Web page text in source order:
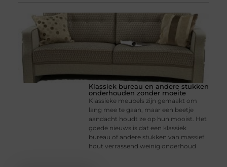
Klassiek bureau en andere stukken
onderhouden zonder moeite
Klassieke meubels zijn gemaakt om
lang mee te gaan, maar een beetje
aandacht houdt ze op hun mooist. Het
goede nieuws is dat een klassiek
bureau of andere stukken van massief
hout verrassend weinig onderhoud